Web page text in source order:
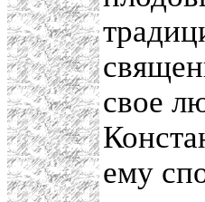
свое
ему